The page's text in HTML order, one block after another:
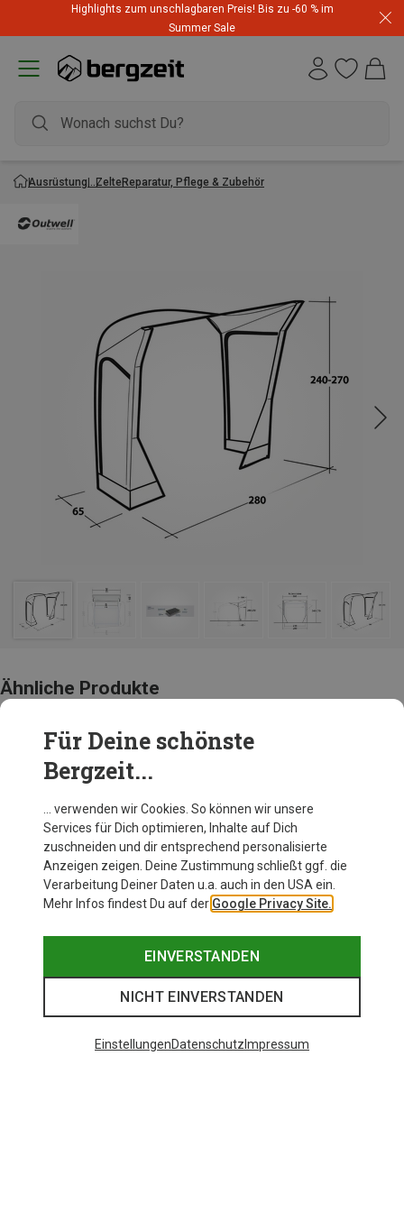
Highlights zum unschlagbaren Preis! Bis zu -60 % im
Summer Sale
Ausrüstung ZelteReparatur, Pflege & Zubehör
Ähnliche Produkte
Andere Kunden kauften auch
Für Deine schönste
Bergzeit...
… verwenden wir Cookies. So können wir unsere
Services für Dich optimieren, Inhalte auf Dich
zuschneiden und dir entsprechend personalisierte
Anzeigen zeigen. Deine Zustimmung schließt ggf. die
Verarbeitung Deiner Daten u.a. auch in den USA ein.
Mehr Infos findest Du auf der Google Privacy Site.
EINVERSTANDEN
NICHT EINVERSTANDEN
EinstellungenDatenschutz Impressum